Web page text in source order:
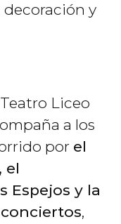
y
Liceo
a los
por el
el
Espejos y la
,